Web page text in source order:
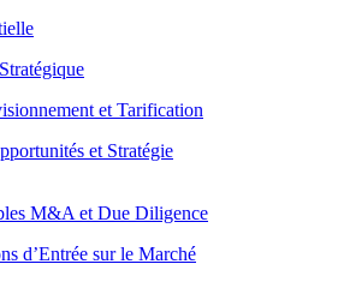
et Tarification
et Stratégie
M&A et Due Diligence
d’Entrée sur le Marché